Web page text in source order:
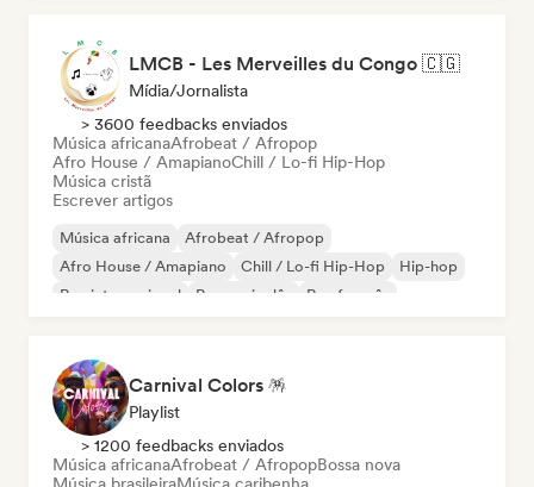
LMCB - Les Merveilles du Congo 🇨🇬
Mídia/Jornalista
> 3600 feedbacks enviados
Música africanaAfrobeat / Afropop
Afro House / AmapianoChill / Lo-fi Hip-Hop
Música cristã
Escrever artigos
Música africana
Afrobeat / Afropop
Afro House / Amapiano
Chill / Lo-fi Hip-Hop
Hip-hop
Rap internacional
Rap em inglês Rap francês
Carnival Colors 🪅
Playlist
> 1200 feedbacks enviados
Música africanaAfrobeat / AfropopBossa nova